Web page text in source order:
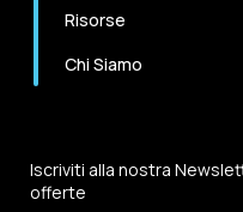
Risorse
Chi Siamo
Iscriviti alla nostra
offerte